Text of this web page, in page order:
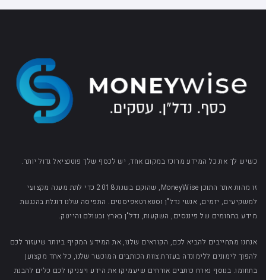
כשיש לך את כל המידע מרוכז במקום אחד, יש לכסף שלך פוטנציאל גדול יותר.
זו מהות אתר התוכן MoneyWise, שהוקם בשנת 2018 כדי לתת מענה מקצועי
למשקיעים, יזמים, אנשי נדל"ן וסטארטאפיסטים. התפיסה שלנו דוגלת בהנגשת
מידע בתחומים של פיננסים, השקעות, נדל"ן בארץ ובעולם והייטק.
אנחנו מתחייבים להביא לכם, הקוראים שלנו, את המידע המקיף ביותר שיעזור לכם
להפוך לימונים ללימונדה בעזרת צוות הכותבים המוכשר שלנו, כל אחד מקצוען
בתחומו. בנוסף נארח כותבים אורחים שיעמיקו את הידע ויעניקו לכם כלים להבנת